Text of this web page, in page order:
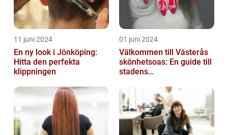
11 juni 2024
En ny look i Jönköping:
Hitta den perfekta
klippningen
01 juni 2024
Välkommen till Västerås
skönhetsoas: En guide till
stadens